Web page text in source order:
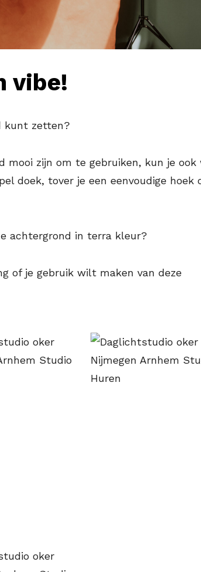
vibe!
kunt zetten?
mooi zijn om te gebruiken, kun je ook
doek, tover je een eenvoudige hoek
achtergrond in terra kleur?
of je gebruik wilt maken van deze